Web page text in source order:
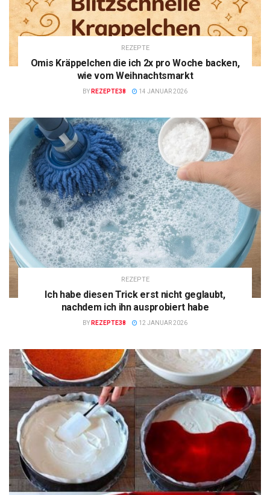
REZEPTE
Omis Kräppelchen die ich 2x pro Woche backen,
wie vom Weihnachtsmarkt
BY REZEPTE38 14 JANUAR 2026
REZEPTE
Ich habe diesen Trick erst nicht geglaubt,
nachdem ich ihn ausprobiert habe
BY REZEPTE38 12 JANUAR 2026